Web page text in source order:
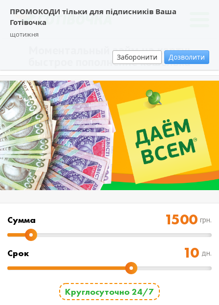
ПРОМОКОДИ тільки для підписників Ваша
Готівочка
щотижня
Заборонити Дозволити
Моментальный займ на карту:
быстрое пополнение кошелька
Cумма грн.
Срок дн.
Круглосуточно 24/7